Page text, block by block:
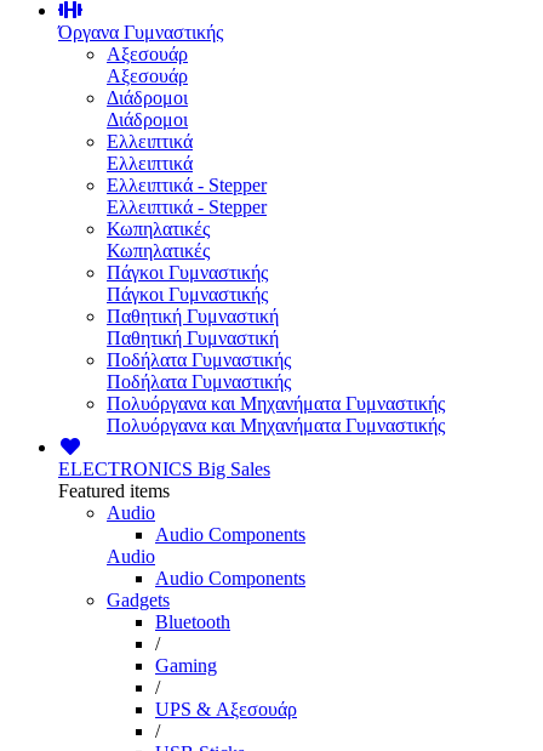
Όργανα Γυμναστικής
Αξεσουάρ
Αξεσουάρ
Διάδρομοι
Διάδρομοι
Ελλειπτικά
Ελλειπτικά
Ελλειπτικά - Stepper
Ελλειπτικά - Stepper
Κωπηλατικές
Κωπηλατικές
Πάγκοι Γυμναστικής
Πάγκοι Γυμναστικής
Παθητική Γυμναστική
Παθητική Γυμναστική
Ποδήλατα Γυμναστικής
Ποδήλατα Γυμναστικής
Πολυόργανα και Μηχανήματα Γυμναστικής
Πολυόργανα και Μηχανήματα Γυμναστικής
ELECTRONICS Big Sales
Featured items
Audio
Audio Components
Audio
Audio Components
Gadgets
Bluetooth
/
Gaming
/
UPS & Αξεσουάρ
/